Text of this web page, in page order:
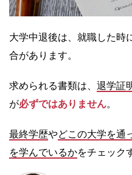
大学中退後は、就職した時
合があります。
求められる書類は、 退学証
が必ずではありません。
最終学歴やどこの大学を通
を学んでいるかをチェック